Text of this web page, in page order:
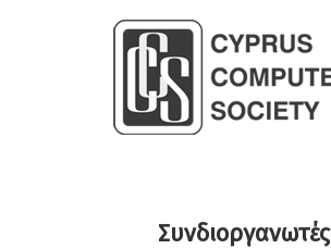
Συνδιοργανωτές